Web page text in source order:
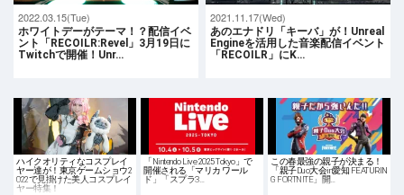
2022.03.15(Tue)
ホワイトデーがテーマ！？配信イベ
ント「RECOILR:Revel」3月19日に
Twitchで開催！Unr…
2021.11.17(Wed)
あのエナドリ「キーバ」が！Unreal
Engineを活用した音楽配信イベント
「RECOILR」にK…
ハイクオリティなコスプレイ
ヤー達が！東京ゲームショウ2
022で見掛けた美人コスプレイ
ヤー特集！
「Nintendo Live 2025 Tokyo」で
開催される「マリカ ワール
ド」「スプラ3…
この春最強の親子が決まる！
「親子Duo大会in愛知 FEATURIN
G FORTNITE」開…